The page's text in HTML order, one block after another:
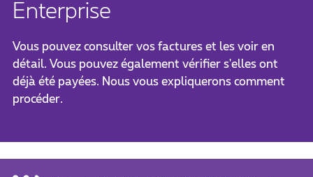
Enterprise
Vous pouvez consulter vos factures et les voir en
détail. Vous pouvez également vérifier s'elles ont
déjà été payées. Nous vous expliquerons comment
procéder.